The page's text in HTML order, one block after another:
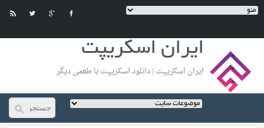
ایران اسکریپت
ایران اسکریپت | دانلود اسکریپت با طعمی دیگر